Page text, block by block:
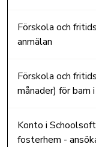
Förskola och
anmälan
Förskola och
månader) för
Konto i
fosterhem -